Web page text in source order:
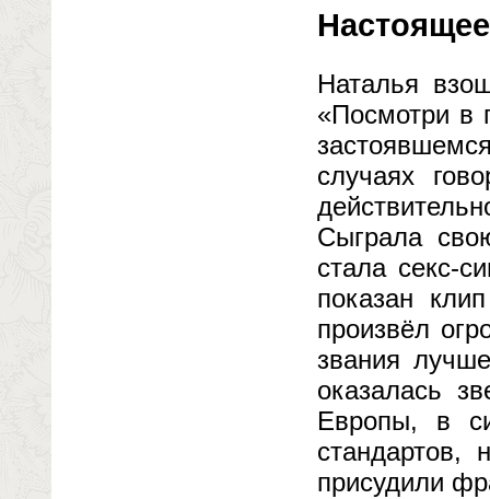
Наталья
«Посмотри в
случаях
Сыграла
стала секс-
показан
произвёл
звания
оказалась
Европы, в
стандартов,
присудили